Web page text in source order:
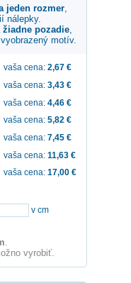
jeden rozmer,
nálepky.
žiadne pozadie,
motív.
vaša cena: 2,67 €
vaša cena: 3,43 €
vaša cena: 4,46 €
vaša cena: 5,82 €
vaša cena: 7,45 €
vaša cena: 11,63 €
vaša cena: 17,00 €
v cm
vyrobiť.